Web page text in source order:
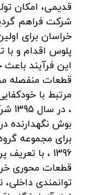
قدیمی، امکان
خراسان برای
پلوس اقدام و با
این فرآیند
قطعات منفصله
مرتبط با
بوش نگهدارنده
برای مجموعه
1396 ، با
قطعات محوری
توانمندی